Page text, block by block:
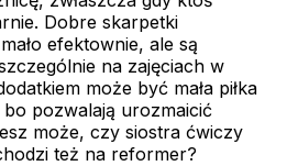
Dobre skarpetki
efektownie, ale są
na zajęciach w
może być mała piłka
pozwalają urozmaicić
może, czy siostra ćwiczy
też na reformer?